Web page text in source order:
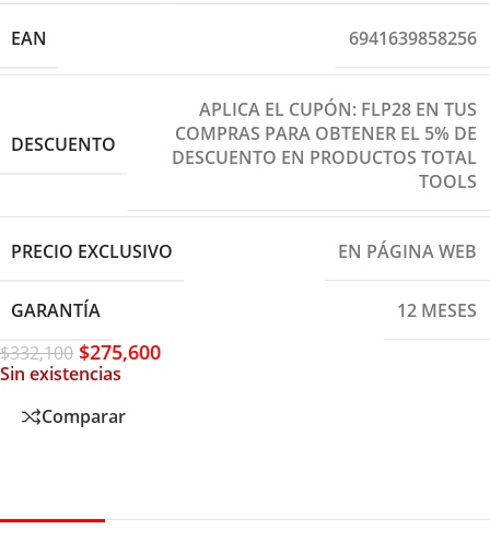
EAN 6941639858256
DESCUENTO
APLICA EL CUPÓN: FLP28 EN TUS
COMPRAS PARA OBTENER EL 5% DE
DESCUENTO EN PRODUCTOS TOTAL
TOOLS
PRECIO EXCLUSIVO EN PÁGINA WEB
GARANTÍA
12 MESES
$332,100 $275,600
Sin existencias
Comparar